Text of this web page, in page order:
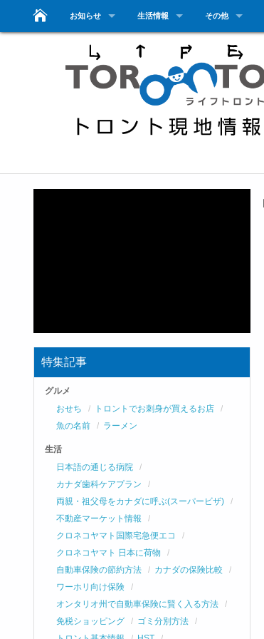
お知らせ 生活情報 その他
特集記事
グルメ
おせち
トロントでお刺身が買えるお店
魚の名前
ラーメン
生活
日本語の通じる病院
カナダ歯科ケアプラン
両親・祖父母をカナダに呼ぶ(スーパービザ)
不動産マーケット情報
クロネコヤマト国際宅急便エコ
クロネコヤマト 日本に荷物
自動車保険の節約方法
カナダの保険比較
ワーホリ向け保険
オンタリオ州で自動車保険に賢く入る方法
免税ショッピング
ゴミ分別方法